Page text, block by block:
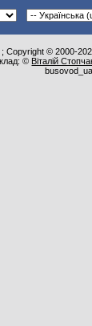
; Copyright © 2000-
© Віталій